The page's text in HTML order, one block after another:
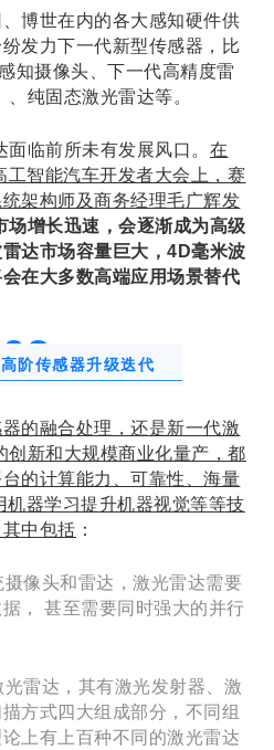
博世在内的各大感知硬件供
发力下一代新型传感器，比
知摄像头、下一代高精度雷
纯固态激光雷达等。
临前所未有发展风口。 在
智能汽车开发者大会上，赛
架构师及商务经理毛广辉发
场增长迅速，会逐渐成为高级
达市场容量巨大，4D毫米波
在大多数高端应用场景替代
02
阶传感器升级迭代
的融合处理，还是新一代激
创新和大规模商业化量产，都
的计算能力、可靠性、海量
机器学习提升机器视觉等等技
中包括 ：
像头和雷达，激光雷达需要
， 甚至需要同时强大的并行
雷达，其有激光发射器、激
方式四大组成部分，不同组
上有上百种不同的激光雷达